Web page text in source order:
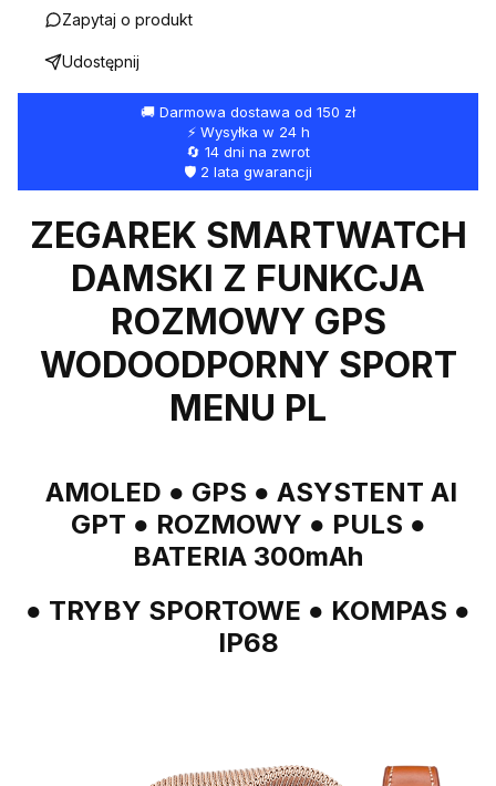
Zapytaj o produkt
Udostępnij
🚚 Darmowa dostawa od 150 zł
⚡ Wysyłka w 24 h
🔄 14 dni na zwrot
🛡️ 2 lata gwarancji
ZEGAREK SMARTWATCH
DAMSKI Z FUNKCJA
ROZMOWY GPS
WODOODPORNY SPORT
MENU PL
AMOLED ● GPS ● ASYSTENT AI
GPT ● ROZMOWY ● PULS ●
BATERIA 300mAh
● TRYBY SPORTOWE ● KOMPAS ●
IP68